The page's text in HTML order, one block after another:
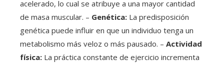
acelerado, lo cual se atribuye a una mayor cantidad
de masa muscular. – Genética: La predisposición
genética puede influir en que un individuo tenga un
metabolismo más veloz o más pausado. – Actividad
física: La práctica constante de ejercicio incrementa